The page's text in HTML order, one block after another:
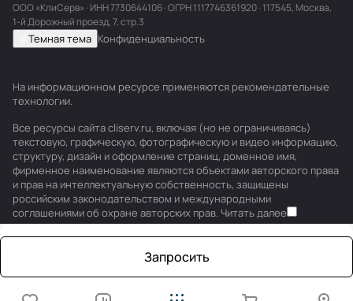
Запросить
ООО «КлиСерв» · ИНН7730644106· ОГРН 1117746361920 · 117545, Москва,
1-й Дорожный проезд, 7, стр.3
Темная тема Конфиденциальность
На информационном ресурсе применяются рекомендательные
технологии.
Все ресурсы сайта cliserv.ru, включая (но не ограничиваясь)
текстовую, графическую, фотографическую и видео информацию,
структуру, дизайн и оформление страниц, доменное имя,
фирменное наименование являются объектами авторского права
и прав на интеллектуальную собственность, защищены
российским законодательством и международными
соглашениями об охране авторских прав. Читать далее